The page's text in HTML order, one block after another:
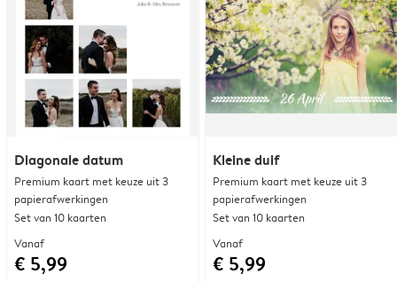
Diagonale datum
Premium kaart met keuze uit 3
papierafwerkingen
Set van 10 kaarten
Vanaf
€ 5,99
Kleine duif
Premium kaart met keuze uit 3
papierafwerkingen
Set van 10 kaarten
Vanaf
€ 5,99